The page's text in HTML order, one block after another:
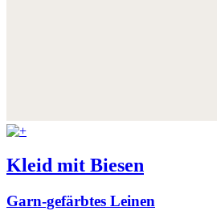
Kleid mit Biesen
Garn-gefärbtes Leinen